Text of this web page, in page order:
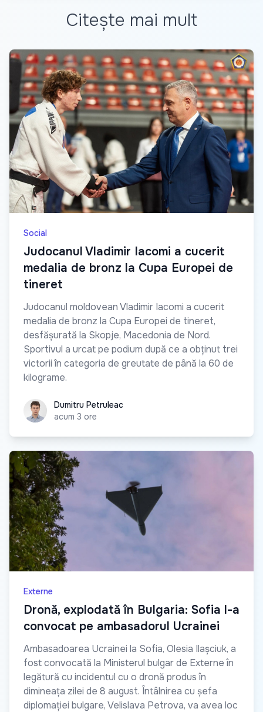
Citește mai mult
Social
Judocanul Vladimir Iacomi a cucerit
medalia de bronz la Cupa Europei de
tineret
Judocanul moldovean Vladimir Iacomi a cucerit
medalia de bronz la Cupa Europei de tineret,
desfășurată la Skopje, Macedonia de Nord.
Sportivul a urcat pe podium după ce a obținut trei
victorii în categoria de greutate de până la 60 de
kilograme.
Dumitru Petruleac
Dumitru Petruleac
acum 3 ore
Externe
Dronă, explodată în Bulgaria: Sofia l-a
convocat pe ambasadorul Ucrainei
Ambasadoarea Ucrainei la Sofia, Olesia Ilașciuk, a
fost convocată la Ministerul bulgar de Externe în
legătură cu incidentul cu o dronă produs în
dimineața zilei de 8 august. Întâlnirea cu șefa
diplomației bulgare, Velislava Petrova, va avea loc